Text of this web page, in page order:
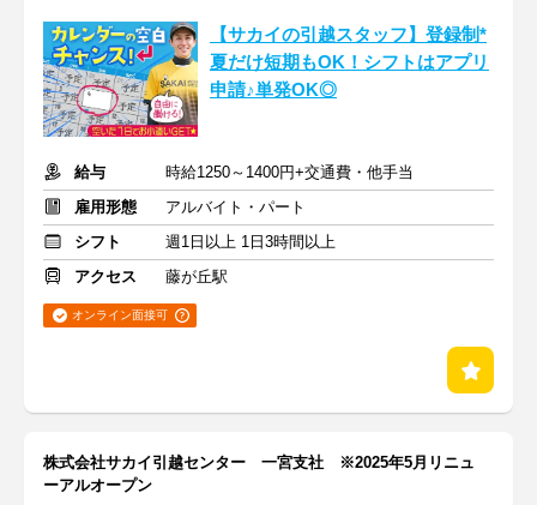
【サカイの引越スタッフ】登録制*
夏だけ短期もOK！シフトはアプリ
申請♪単発OK◎
給与
時給1250～1400円+交通費・他手当
雇用形態
アルバイト・パート
シフト
週1日以上 1日3時間以上
アクセス
藤が丘駅
オンライン面接可
株式会社サカイ引越センター 一宮支社 ※2025年5月リニュ
ーアルオープン